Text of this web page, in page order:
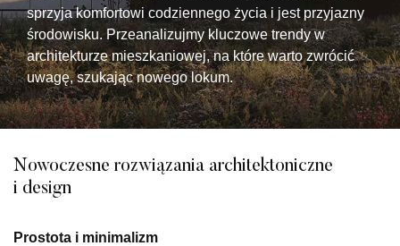
sprzyja komfortowi codziennego życia i jest przyjazny
środowisku. Przeanalizujmy kluczowe trendy w
architekturze mieszkaniowej, na które warto zwrócić
uwagę, szukając nowego lokum.
Nowoczesne rozwiązania architektoniczne
i design
Prostota i minimalizm